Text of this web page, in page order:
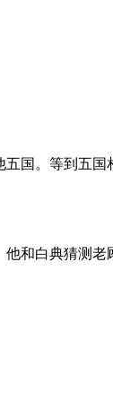
国。等到五国
和白典猜测老